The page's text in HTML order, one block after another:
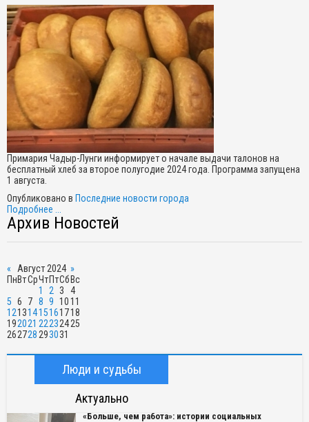
Примария Чадыр-Лунги информирует о начале выдачи талонов на
бесплатный хлеб за второе полугодие 2024 года. Программа запущена
1 августа.
Опубликовано в Последние новости города
Подробнее ...
Архив Новостей
« Август 2024 »
ПнВтСрЧтПтСбВс
1
2 3
4
5 6 7 8 9 1011
12131415161718
192021 22232425
262728 293031
Люди и судьбы
Актуально
«Больше, чем работа»: истории социальных